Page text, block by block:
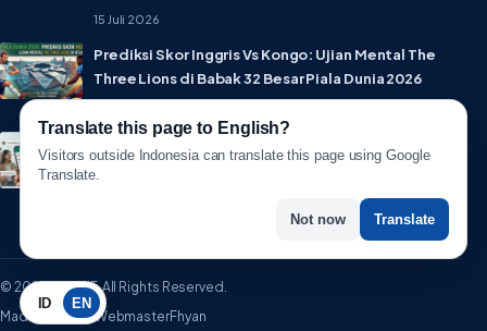
15 Juli 2026
Prediksi Skor Inggris Vs Kongo: Ujian Mental The
Three Lions di Babak 32 Besar Piala Dunia 2026
Lebih Privat! WhatsApp Resmi Rilis Fitur Username,
© 2026 WartaIT. All Rights Reserved.
Made with ♥ by WebmasterFhyan
ID EN
Translate this page to English?
Visitors outside Indonesia can translate this page using Google
Translate.
Not now Translate